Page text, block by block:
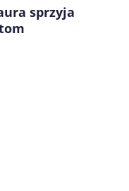
sprzyja